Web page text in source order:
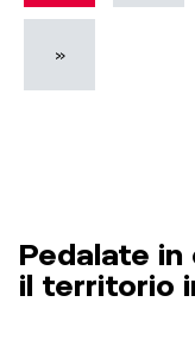
»
Pedalate in
il territorio